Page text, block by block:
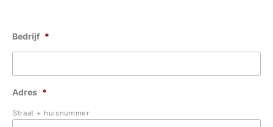
Bedrijf *
Adres *
Straat + huisnummer